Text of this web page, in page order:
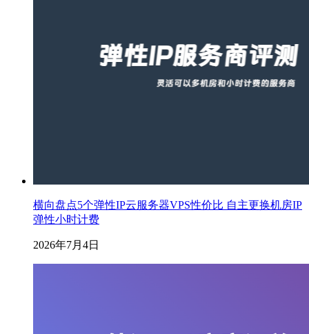
横向盘点5个弹性IP云服务器VPS性价比 自主更换机房IP
弹性小时计费
2026年7月4日